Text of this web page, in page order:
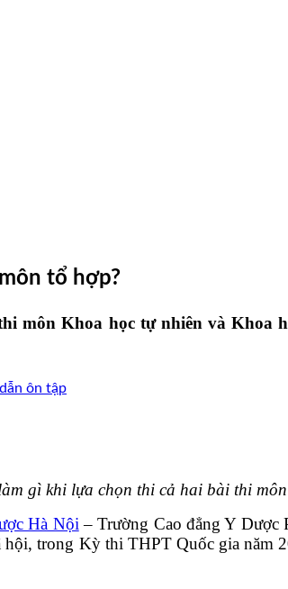
tổ hợp?
môn Khoa học tự nhiên và Khoa
ôn tập
gì khi lựa chọn thi cả hai bài thi
Hà Nội – Trường Cao đẳng Y Dược
trong Kỳ thi THPT Quốc gia năm